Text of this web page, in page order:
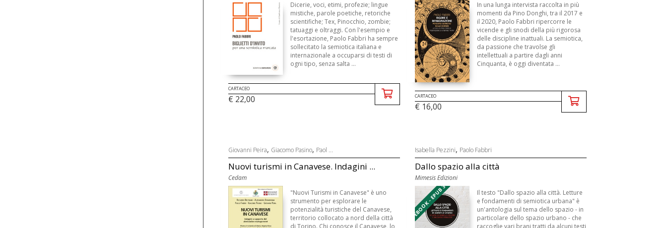
Dicerie, voci, etimi, profezie; lingue
mistiche, parole poetiche, retoriche
scientifiche; Tex, Pinocchio, zombie;
tatuaggi e oltraggi. Con l'esempio e
l'esortazione, Paolo Fabbri ha sempre
sollecitato la semiotica italiana e
internazionale a occuparsi di testi di
ogni tipo, senza salta ...
CARTACEO
€ 22,00
In una lunga intervista raccolta in più
momenti da Pino Donghi, tra il 2017 e
il 2020, Paolo Fabbri ripercorre le
vicende e gli snodi della più rigorosa
delle discipline inattuali. La semiotica,
da passione che travolse gli
intellettuali a partire dagli anni
Cinquanta, è oggi diventata ...
CARTACEO
€ 16,00
Giovanni Peira, Giacomo Pasino, Paol ...
Nuovi turismi in Canavese. Indagini ...
Cedam
"Nuovi Turismi in Canavese" è uno
strumento per esplorare le
potenzialità turistiche del Canavese,
territorio collocato a nord della città
di Torino. Chi conosce il Canavese, lo
Isabella Pezzini, Paolo Fabbri
Dallo spazio alla città
Mimesis Edizioni
EBOOK - EPUB 3
Il testo "Dallo spazio alla città. Letture
e fondamenti di semiotica urbana" è
un'antologia sul tema dello spazio - in
particolare dello spazio urbano - che
raccoglie vari brani tratti da alcuni testi